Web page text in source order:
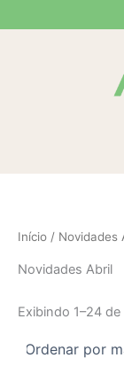
para
Início / Novidades
Novidades Abril
Exibindo 1–24